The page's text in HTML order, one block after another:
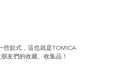
些款式，這也就是TOMICA
友們的收藏、收集品！